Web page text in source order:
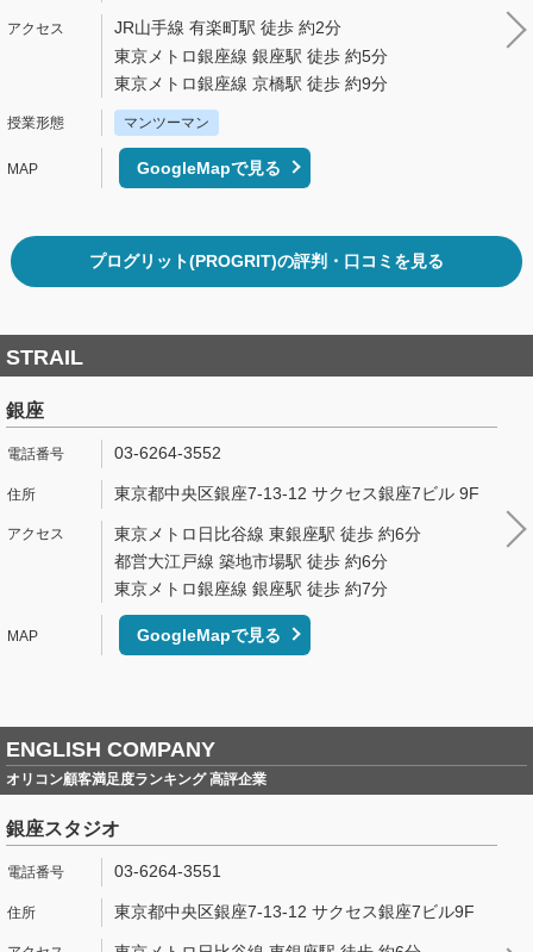
JR山手線 有楽町駅 徒歩 約2分
東京メトロ銀座線 銀座駅 徒歩 約5分
東京メトロ銀座線 京橋駅 徒歩 約9分
マンツーマン
GoogleMapで見る
プログリット(PROGRIT)の評判・口コミを見る
STRAIL
銀座
03-6264-3552
東京都中央区銀座7-13-12 サクセス銀座7ビル 9F
東京メトロ日比谷線 東銀座駅 徒歩 約6分
都営大江戸線 築地市場駅 徒歩 約6分
東京メトロ銀座線 銀座駅 徒歩 約7分
GoogleMapで見る
ENGLISH COMPANY
オリコン顧客満足度ランキング 高評企業
銀座スタジオ
03-6264-3551
東京都中央区銀座7-13-12 サクセス銀座7ビル9F